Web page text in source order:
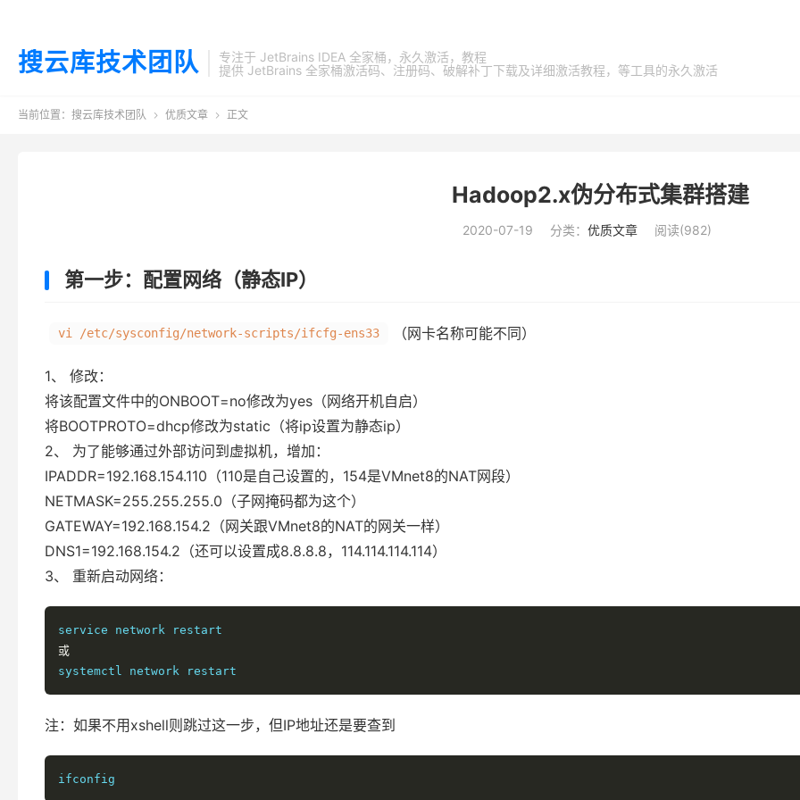
搜云库技术团队
专注于 JetBrains IDEA 全家桶，永久激活，教程
提供 JetBrains 全家桶激活码、注册码、破解补丁下载及详细激活教程，等工具的永久激活
当前位置： 搜云库技术团队  优质文章  正文
Hadoop2.x伪分布式集群搭建
2020-07-19 分类： 优质文章 阅读(982)
第一步：配置网络（静态IP）
vi /etc/sysconfig/network-scripts/ifcfg-ens33 （网卡名称可能不同）
1、 修改：
将该配置文件中的ONBOOT=no修改为yes（网络开机自启）
将BOOTPROTO=dhcp修改为static（将ip设置为静态ip）
2、 为了能够通过外部访问到虚拟机，增加：
IPADDR=192.168.154.110（110是自己设置的，154是VMnet8的NAT网段）
NETMASK=255.255.255.0（子网掩码都为这个）
GATEWAY=192.168.154.2（网关跟VMnet8的NAT的网关一样）
DNS1=192.168.154.2（还可以设置成8.8.8.8，114.114.114.114）
3、 重新启动网络：
或
注：如果不用xshell则跳过这一步，但IP地址还是要查到